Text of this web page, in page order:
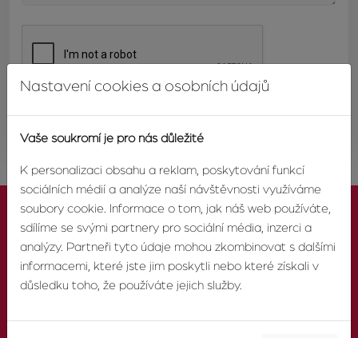
KONTAKTUJTE NÁS
Nastavení cookies a osobních údajů
Vaše soukromí je pro nás důležité
K personalizaci obsahu a reklam, poskytování funkcí
sociálních médií a analýze naší návštěvnosti využíváme
soubory cookie. Informace o tom, jak náš web používáte,
sdílíme se svými partnery pro sociální média, inzerci a
analýzy. Partneři tyto údaje mohou zkombinovat s dalšími
informacemi, které jste jim poskytli nebo které získali v
důsledku toho, že používáte jejich služby.